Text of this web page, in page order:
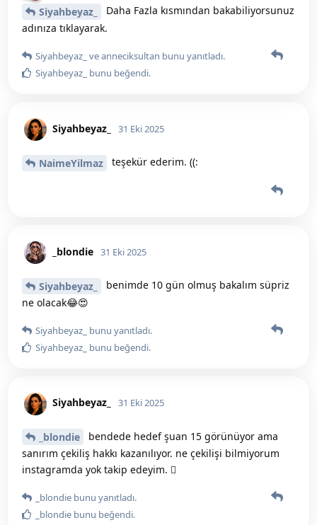
Siyahbeyaz_
Daha Fazla kısmından bakabiliyorsunuz
adınıza tıklayarak.
Siyahbeyaz_ veanneciksultan bunu yanıtladı.
Siyahbeyaz_ bunu beğendi.
Siyahbeyaz_ 31 Eki 2025
NaimeYilmaz teşekür ederim. ((:
_blondie 31 Eki 2025
Siyahbeyaz_
benimde 10 gün olmuş bakalım süpriz
ne olacak😂😍
Siyahbeyaz_ bunu yanıtladı.
Siyahbeyaz_ bunu beğendi.
Siyahbeyaz_ 31 Eki 2025
_blondie
bendede hedef şuan 15 görünüyor ama
sanırım çekiliş hakkı kazanılıyor. ne çekilişi bilmiyorum
instagramda yok takip edeyim. 🫩
_blondie bunu yanıtladı.
_blondie bunu beğendi.